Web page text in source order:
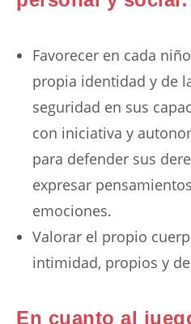
Favorecer en cada
propia identidad y de
seguridad en sus
con iniciativa y
para defender sus
expresar
emociones.
Valorar el propio
intimidad, propios y
En cuanto al